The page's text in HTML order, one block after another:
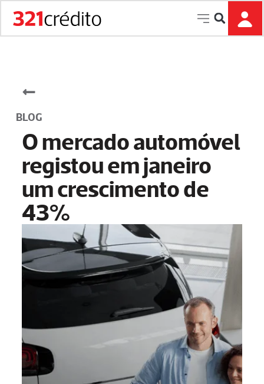
P
u
BLOG
O mercado automóvel
registou em janeiro
um crescimento de
43%